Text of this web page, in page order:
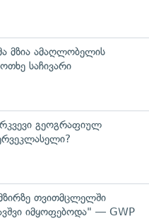
მზია ამაღლობელის
საჩივარი
გეოგრაფიულ
თვითმცლელში
იმყოფებოდა" — GWP